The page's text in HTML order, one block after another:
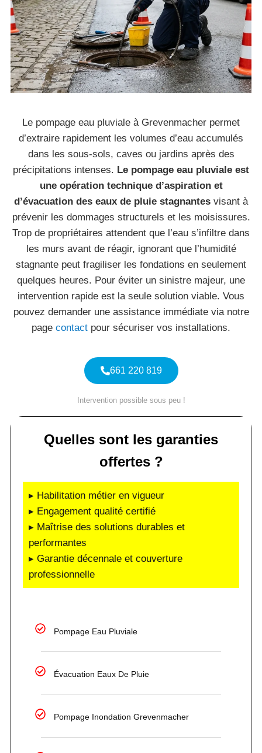
Le pompage eau pluviale à Grevenmacher permet
d’extraire rapidement les volumes d’eau accumulés
dans les sous-sols, caves ou jardins après des
précipitations intenses. Le pompage eau pluviale est
une opération technique d’aspiration et
d’évacuation des eaux de pluie stagnantes visant à
prévenir les dommages structurels et les moisissures.
Trop de propriétaires attendent que l’eau s’infiltre dans
les murs avant de réagir, ignorant que l’humidité
stagnante peut fragiliser les fondations en seulement
quelques heures. Pour éviter un sinistre majeur, une
intervention rapide est la seule solution viable. Vous
pouvez demander une assistance immédiate via notre
page contact pour sécuriser vos installations.
661 220 819
Intervention possible sous peu !
Quelles sont les garanties
offertes ?
▸ Habilitation métier en vigueur
▸ Engagement qualité certifié
▸ Maîtrise des solutions durables et
performantes
▸ Garantie décennale et couverture
professionnelle
Pompage Eau Pluviale
Évacuation Eaux De Pluie
Pompage Inondation Grevenmacher